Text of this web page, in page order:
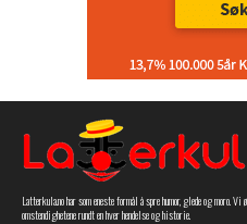
Latterkula.no har som eneste formål å spre humor, glede og moro.
omstendighetene rundt en hver hendelse og historie.